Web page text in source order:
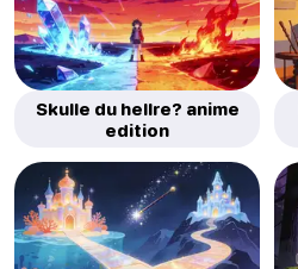
Skulle du hellre? anime
edition